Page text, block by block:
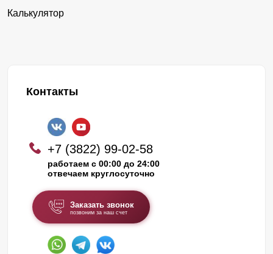
Калькулятор
Контакты
+7 (3822) 99-02-58
работаем с 00:00 до 24:00
отвечаем круглосуточно
Заказать звонок
позвоним за наш счет